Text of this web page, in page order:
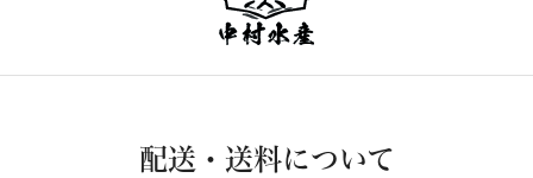
配送・送料について